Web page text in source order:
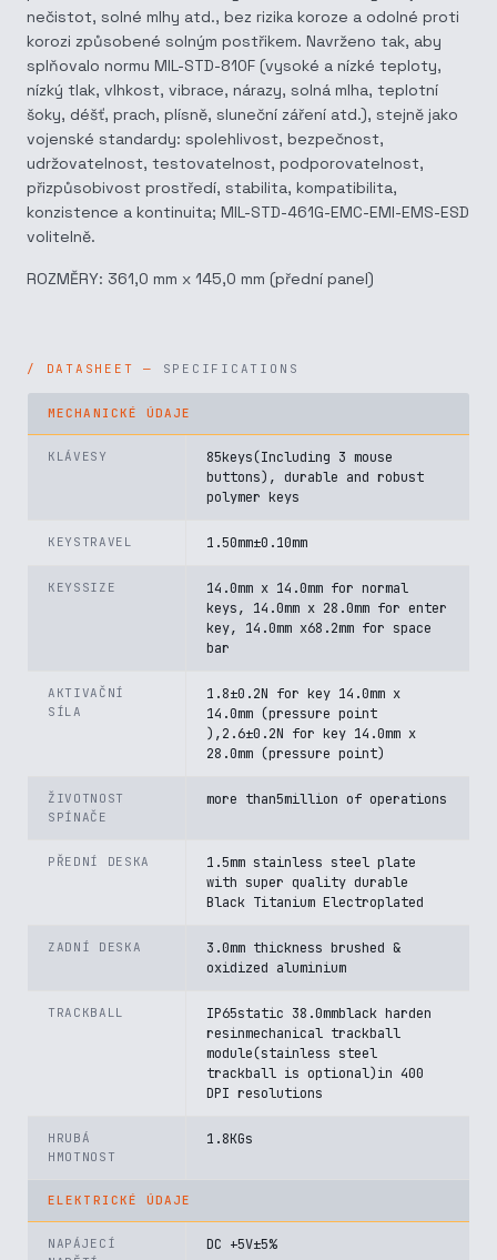
nečistot, solné mlhy atd., bez rizika koroze a odolné proti
korozi způsobené solným postřikem. Navrženo tak, aby
splňovalo normu MIL-STD-810F (vysoké a nízké teploty,
nízký tlak, vlhkost, vibrace, nárazy, solná mlha, teplotní
šoky, déšť, prach, plísně, sluneční záření atd.), stejně jako
vojenské standardy: spolehlivost, bezpečnost,
udržovatelnost, testovatelnost, podporovatelnost,
přizpůsobivost prostředí, stabilita, kompatibilita,
konzistence a kontinuita; MIL-STD-461G-EMC-EMI-EMS-ESD
volitelně.
ROZMĚRY: 361,0 mm x 145,0 mm (přední panel)
SPECIFICATIONS
MECHANICKÉ ÚDAJE
KLÁVESY
85keys(Including 3 mouse
buttons), durable and robust
polymer keys
KEYSTRAVEL 1.50mm±0.10mm
KEYSSIZE
14.0mm x 14.0mm for normal
keys, 14.0mm x 28.0mm for enter
key, 14.0mm x68.2mm for space
bar
AKTIVAČNÍ
SÍLA
1.8±0.2N for key 14.0mm x
14.0mm (pressure point
),2.6±0.2N for key 14.0mm x
28.0mm (pressure point)
ŽIVOTNOST
SPÍNAČE
more than5million of operations
PŘEDNÍ DESKA
1.5mm stainless steel plate
with super quality durable
Black Titanium Electroplated
ZADNÍ DESKA
3.0mm thickness brushed &
oxidized aluminium
TRACKBALL
IP65static 38.0mmblack harden
resinmechanical trackball
module(stainless steel
trackball is optional)in 400
DPI resolutions
HRUBÁ
HMOTNOST
1.8KGs
ELEKTRICKÉ ÚDAJE
NAPÁJECÍ
DC +5V±5%